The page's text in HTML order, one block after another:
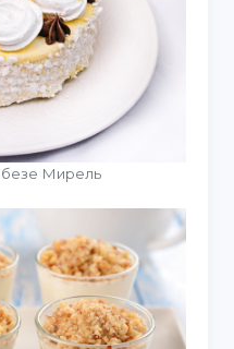
безе Мирель